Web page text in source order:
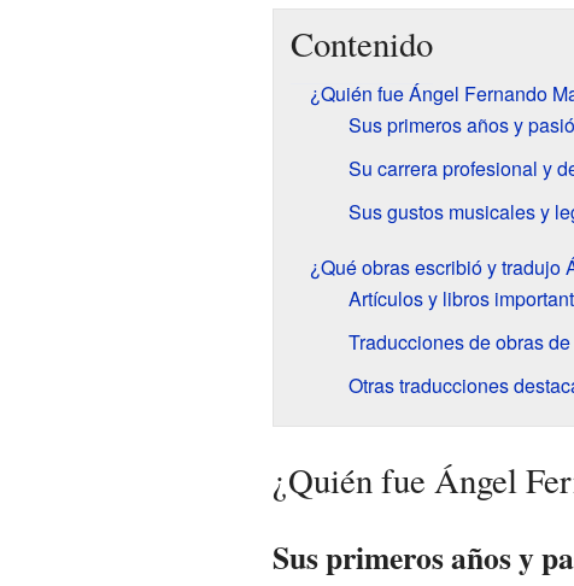
Contenido
¿Quién fue Ángel Fernando
Sus primeros años y
Su carrera profesional y
Sus gustos musicales y
¿Qué obras escribió y tradujo
Artículos y libros
Traducciones de obras
Otras traducciones
¿Quién fue Ángel
Sus primeros años y